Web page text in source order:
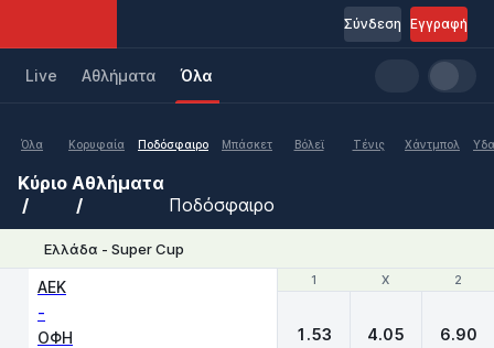
Εγγραφή
Σύνδεση
Live Aθλήματα Όλα
Όλα Κορυφαία Ποδόσφαιρο Μπάσκετ Βόλεϊ Τένις Χάντμπολ
Κύριο Αθλήματα
Ποδόσφαιρο
Ελλάδα - Super Cup
1 X 2
ΑΕΚ
-
ΟΦΗ
1 X 2
1.53 4.05 6.90